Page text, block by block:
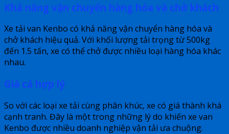
Khả năng vận chuyển hàng hóa và chở khách
Xe tải van Kenbo có khả năng vận chuyển hàng hóa và
chở khách hiệu quả. Với khối lượng tải trọng từ 500kg
đến 1.5 tấn, xe có thể chở được nhiều loại hàng hóa khác
nhau.
Giá cả hợp lý
So với các loại xe tải cùng phân khúc, xe có giá thành khá
cạnh tranh. Đây là một trong những lý do khiến xe van
Kenbo được nhiều doanh nghiệp vận tải ưa chuộng.